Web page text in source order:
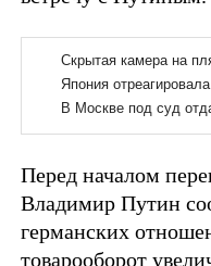
Перед началом
Владимир Путин
германских
товарооборот